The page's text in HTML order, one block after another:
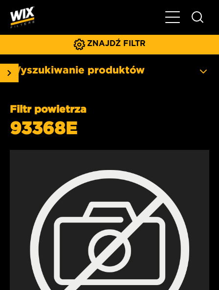
Pokaż/ukryj
ZNAJDŹ FILTR
Wyszukiwanie produktów
Filtr powietrza
93368E